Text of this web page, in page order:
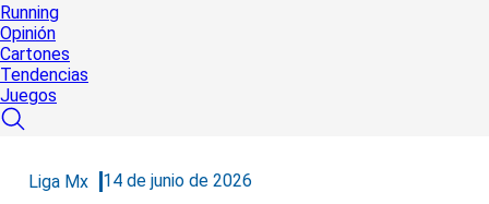
Running
Opinión
Cartones
Tendencias
Juegos
Liga Mx 14 de junio de 2026